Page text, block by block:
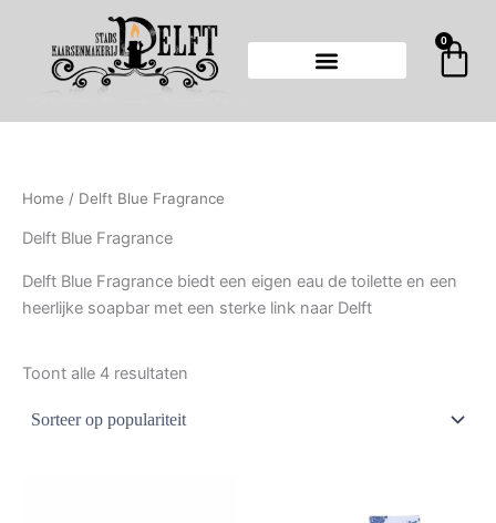
0
Home / Delft Blue Fragrance
Delft Blue Fragrance
Delft Blue Fragrance biedt een eigen eau de toilette en een
heerlijke soapbar met een sterke link naar Delft
Toont alle 4 resultaten
op
populariteit